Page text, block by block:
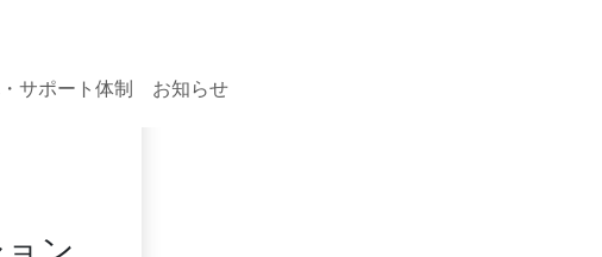
サポート体制 お知らせ